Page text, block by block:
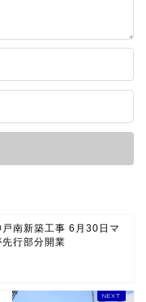
南新築工事 6月30日マ
行部分開業